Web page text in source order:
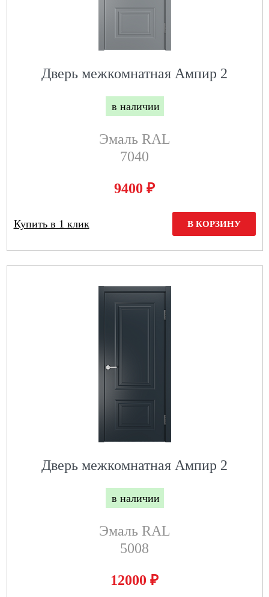
Дверь межкомнатная Ампир 2
в наличии
Эмаль RAL
7040
9400 ₽
Купить в 1 клик В КОРЗИНУ
Дверь межкомнатная Ампир 2
в наличии
Эмаль RAL
5008
12000 ₽